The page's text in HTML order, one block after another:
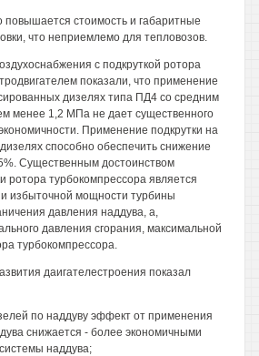
повышается стоимость и габаритные
что неприемлемо для тепловозов.
с подкруткой ротора
показали, что применение
дизелях типа ПД4 со средним
менее 1,2 МПа не дает существенного
Применение подкрутки на
способно обеспечить снижение
Существенным достоинством
ротора турбокомпрессора является
избыточной мощности турбины
давления наддува, а,
давления сгорания, максимальной
турбокомпрессора.
даигателестроения показал
по наддуву эффект от применения
снижается - более экономичными
наддува;